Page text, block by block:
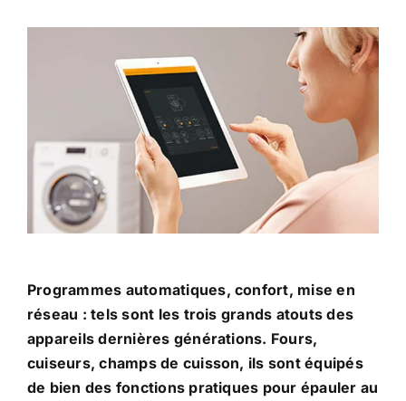
Programmes automatiques, confort, mise en
réseau : tels sont les trois grands atouts des
appareils dernières générations. Fours,
cuiseurs, champs de cuisson, ils sont équipés
de bien des fonctions pratiques pour épauler au